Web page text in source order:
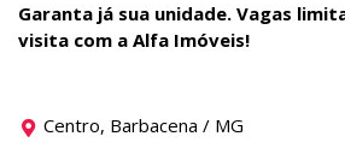
Garanta já sua unidade. Vagas
visita com a Alfa Imóveis!
Centro, Barbacena / MG